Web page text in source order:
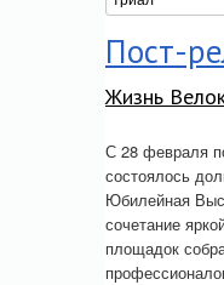
Пост-
Жизнь
С 28 февраля
состоялось
Юбилейная
сочетание
площадок